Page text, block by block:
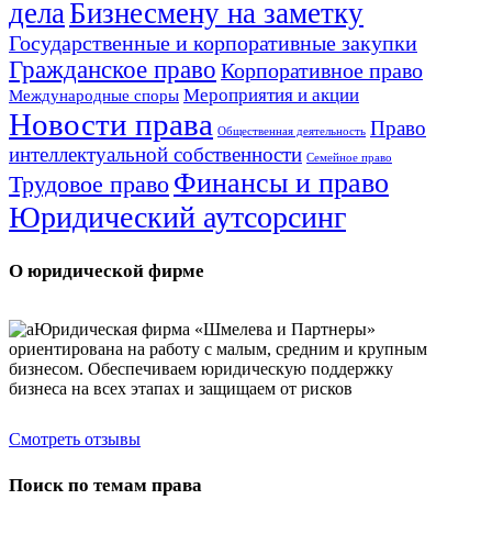
дела Бизнесмену на заметку
Государственные и корпоративные закупки
Гражданское право Корпоративное право
Международные споры Мероприятия и акции
Новости права Общественная деятельность Право
интеллектуальной собственности Семейное право
Трудовое право Финансы и право
Юридический аутсорсинг
О юридической фирме
Юридическая фирма «Шмелева и Партнеры»
ориентирована на работу с малым, средним и крупным
бизнесом. Обеспечиваем юридическую поддержку
бизнеса на всех этапах и защищаем от рисков
Смотреть отзывы
Поиск по темам права